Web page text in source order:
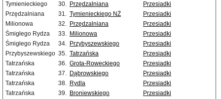
Tymienieckiego
30. Przędzalniana
Przesiadki
Przędzalniana
31. Tymienieckiego NŻ
Przesiadki
Milionowa
32. Przędzalniana
Przesiadki
Śmigłego Rydza
33. Milionowa
Przesiadki
Śmigłego Rydza
34. Przybyszewskiego
Przesiadki
Przybyszewskiego 35. Tatrzańska
Przesiadki
Tatrzańska
36. Grota-Roweckiego
Przesiadki
Tatrzańska
37. Dąbrowskiego
Przesiadki
Tatrzańska
38. Rydla
Przesiadki
Tatrzańska
39. Broniewskiego
Przesiadki